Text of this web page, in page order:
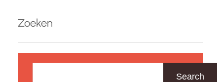
de kans om te reflecteren op jezelf, nieuwe
inzichten op te doen…
Zoeken
Search